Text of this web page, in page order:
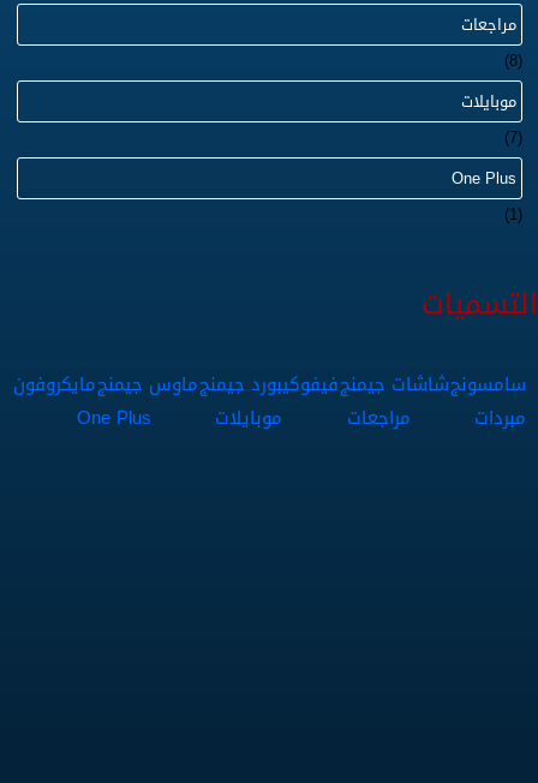
مراجعات
(8)
موبايلات
(7)
One Plus
(1)
التسميات
سامسونجشاشات جيمنجفيفوكيبورد جيمنجماوس جيمنجمايكروفون
مبردات
مراجعات موبايلات One Plus